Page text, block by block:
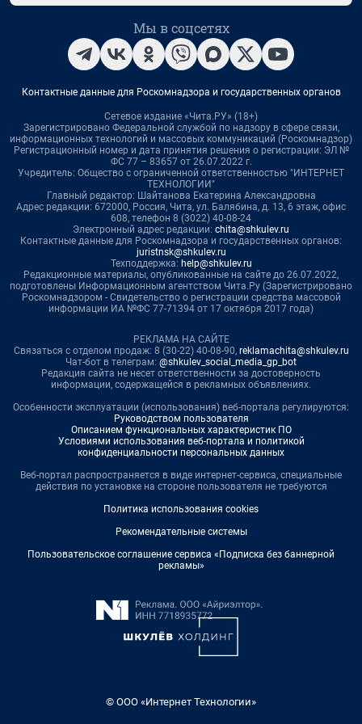
Мы в соцсетях
Контактные данные для Роскомнадзора и государственных органов
Сетевое издание «Чита.РУ» (18+)
Зарегистрировано Федеральной службой по надзору в сфере связи,
информационных технологий и массовых коммуникаций (Роскомнадзор)
Регистрационный номер и дата принятия решения о регистрации: ЭЛ №
ФС 77 – 83657 от 26.07.2022 г.
Учредитель: Общество с ограниченной ответственностью "ИНТЕРНЕТ
ТЕХНОЛОГИИ"
Главный редактор: Шайтанова Екатерина Александровна
Адрес редакции: 672000, Россия, Чита, ул. Балябина, д. 13, 6 этаж, офис
608, телефон 8 (3022) 40-08-24
Электронный адрес редакции: chita@shkulev.ru
Контактные данные для Роскомнадзора и государственных органов:
juristnsk@shkulev.ru
Техподдержка: help@shkulev.ru
Редакционные материалы, опубликованные на сайте до 26.07.2022,
подготовлены Информационным агентством Чита.Ру (Зарегистрировано
Роскомнадзором - Свидетельство о регистрации средства массовой
информации ИА №ФС 77-71394 от 17 октября 2017 года)
РЕКЛАМА НА САЙТЕ
Связаться с отделом продаж: 8 (30-22) 40-08-90, reklamachita@shkulev.ru
Чат-бот в телеграм: @shkulev_social_media_gp_bot
Редакция сайта не несет ответственности за достоверность
информации, содержащейся в рекламных объявлениях.
Особенности эксплуатации (использования) веб-портала регулируются:
Руководством пользователя
Описанием функциональных характеристик ПО
Условиями использования веб-портала и политикой
конфиденциальности персональных данных
Веб-портал распространяется в виде интернет-сервиса, специальные
действия по установке на стороне пользователя не требуются
Политика использования cookies
Рекомендательные системы
Пользовательское соглашение сервиса «Подписка без баннерной
рекламы»
© ООО «Интернет Технологии»